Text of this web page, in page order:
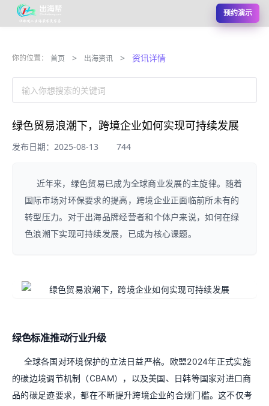
预约演示
你的位置： 首页 > 出海资讯 > 资讯详情
输入你想搜索的关键词
绿色贸易浪潮下，跨境企业如何实现可持续发展
发布日期：2025-08-13 744
近年来，绿色贸易已成为全球商业发展的主旋律。随着
国际市场对环保要求的提高，跨境企业正面临前所未有的
转型压力。对于出海品牌经营者和个体户来说，如何在绿
色浪潮下实现可持续发展，已成为核心课题。
绿色标准推动行业升级
全球各国对环境保护的立法日益严格。欧盟2024年正式实施
的碳边境调节机制（CBAM），以及美国、日韩等国家对进口商
品的碳足迹要求，都在不断提升跨境企业的合规门槛。这不仅考